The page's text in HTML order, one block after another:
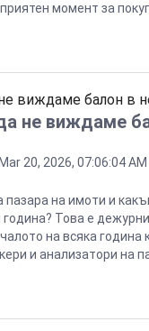
момент за
но и на ваканционен
не виждаме
20, 2026, 07:06:04 AM
пазара на имоти и
година? Това е
на всяка година
и анализатори на
насочва към края на